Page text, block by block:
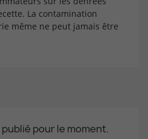
La contamination
même ne peut jamais être
pour le moment.